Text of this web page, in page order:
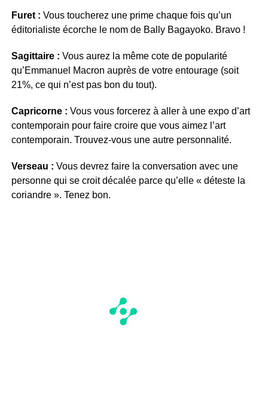
Furet : Vous toucherez une prime chaque fois qu’un
éditorialiste écorche le nom de Bally Bagayoko. Bravo !
Sagittaire : Vous aurez la même cote de popularité
qu’Emmanuel Macron auprès de votre entourage (soit
21%, ce qui n’est pas bon du tout).
Capricorne : Vous vous forcerez à aller à une expo d’art
contemporain pour faire croire que vous aimez l’art
contemporain. Trouvez-vous une autre personnalité.
Verseau : Vous devrez faire la conversation avec une
personne qui se croit décalée parce qu’elle « déteste la
coriandre ». Tenez bon.